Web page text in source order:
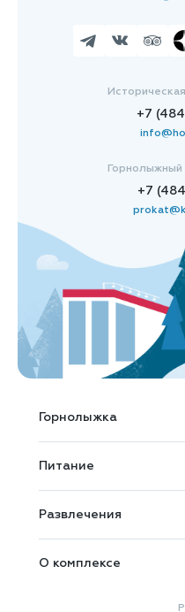
+7
Горнолыжный
+7
Горнолыжка
Питание
Развлечения
О комплексе